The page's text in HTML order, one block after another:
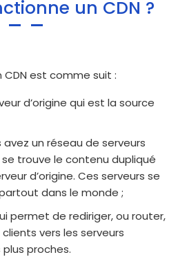
un CDN ?
est comme suit :
d’origine qui est la source
un réseau de serveurs
trouve le contenu dupliqué
d’origine. Ces serveurs se
dans le monde ;
permet de rediriger, ou router,
vers les serveurs
proches.